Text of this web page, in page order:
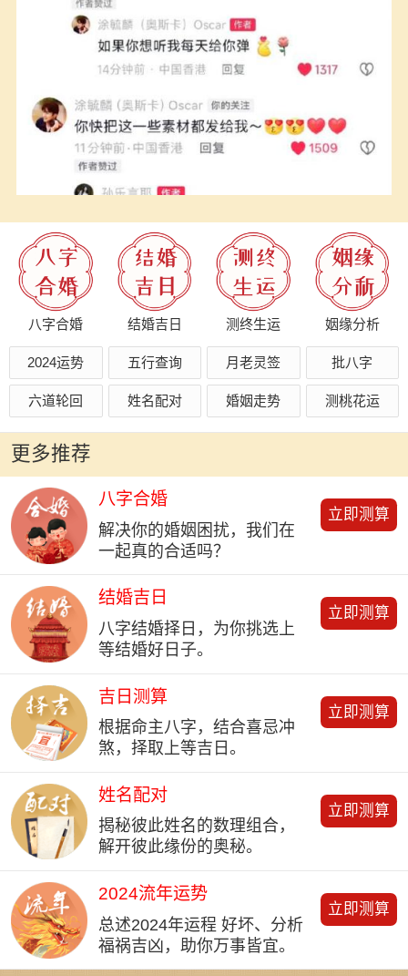
八字合婚 结婚吉日 测终生运 姻缘分析
2024运势 五行查询 月老灵签 批八字
六道轮回 姓名配对 婚姻走势 测桃花运
更多推荐
八字合婚
解决你的婚姻困扰，我们在
一起真的合适吗？
立即测算
结婚吉日
八字结婚择日，为你挑选上
等结婚好日子。
立即测算
吉日测算
根据命主八字，结合喜忌冲
煞，择取上等吉日。
立即测算
姓名配对
揭秘彼此姓名的数理组合，
解开彼此缘份的奥秘。
立即测算
2024流年运势
总述2024年运程 好坏、分析
福祸吉凶，助你万事皆宜。
立即测算